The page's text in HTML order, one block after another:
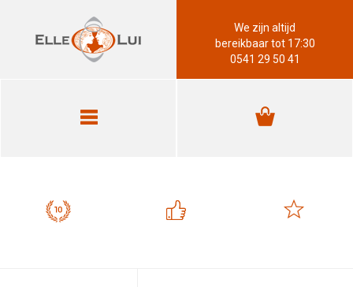
We zijn altijd
bereikbaar tot 17:30
0541 29 50 41